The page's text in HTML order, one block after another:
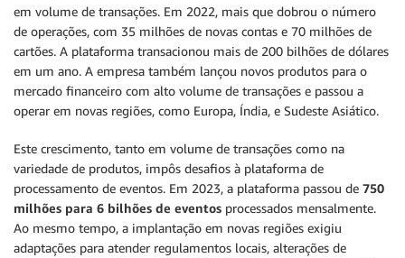
em volume de transações. Em 2022, mais que dobrou o número
de operações, com 35 milhões de novas contas e 70 milhões de
cartões. A plataforma transacionou mais de 200 bilhões de dólares
em um ano. A empresa também lançou novos produtos para o
mercado financeiro com alto volume de transações e passou a
operar em novas regiões, como Europa, Índia, e Sudeste Asiático.
Este crescimento, tanto em volume de transações como na
variedade de produtos, impôs desafios à plataforma de
processamento de eventos. Em 2023, a plataforma passou de 750
milhões para 6 bilhões de eventos processados mensalmente.
Ao mesmo tempo, a implantação em novas regiões exigiu
adaptações para atender regulamentos locais, alterações de